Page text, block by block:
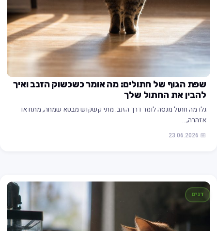
שפת הגוף של חתולים: מה אומר כשכשוק הזנב ואיך
להבין את החתול שלך
גלו מה חתול מנסה לומר דרך הזנב: מתי קשקוש מבטא שמחה, מתח או
אזהרה,…
📅 23.06.2026
דגים